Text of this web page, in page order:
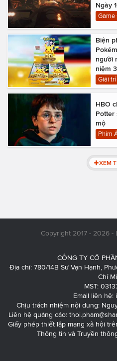
Ngày
Game
Biện
người
niệm
Giải trí
HBO
Potter
mộ
Phim
XEM
Copyright 2017 - 2026 -
CÔNG TY CỔ
Địa chỉ: 780/14B Sư Vạn Hạnh,
Chí
MST:
Email liên hệ:
Chịu trách nhiệm nội dung:
Liên hệ quảng cáo:
Giấy phép thiết lập mạng xã hội
Thông tin và Truyền